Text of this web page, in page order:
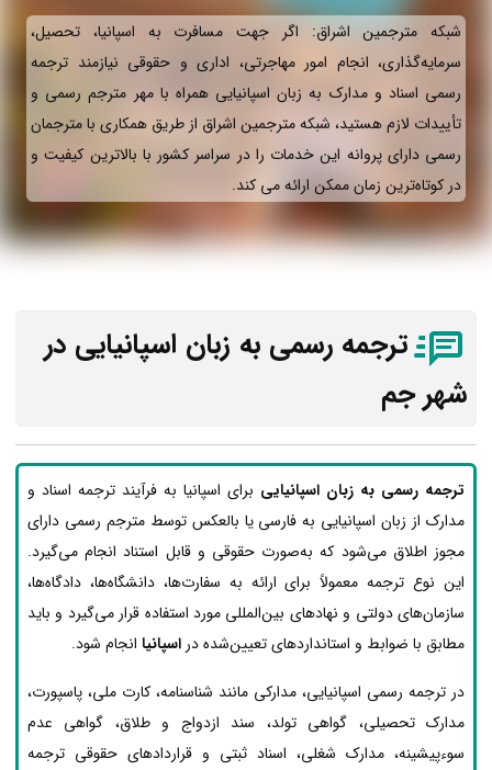
شبکه مترجمین اشراق: اگر جهت مسافرت به اسپانیا، تحصیل،
سرمایه‌گذاری، انجام امور مهاجرتی، اداری و حقوقی نیازمند ترجمه
رسمی اسناد و مدارک به زبان اسپانیایی همراه با مهر مترجم رسمی و
تأییدات لازم هستید، شبکه مترجمین اشراق از طریق همکاری با مترجمان
رسمی دارای پروانه این خدمات را در سراسر کشور با بالاترین کیفیت و
در کوتاه‌ترین زمان ممکن ارائه می‌ کند.
ترجمه رسمی به زبان اسپانیایی در
شهر جم
ترجمه رسمی به زبان اسپانیایی برای اسپانیا به فرآیند ترجمه اسناد و
مدارک از زبان اسپانیایی به فارسی یا بالعکس توسط مترجم رسمی دارای
مجوز اطلاق می‌شود که به‌صورت حقوقی و قابل استناد انجام می‌گیرد.
این نوع ترجمه معمولاً برای ارائه به سفارت‌ها، دانشگاه‌ها، دادگاه‌ها،
سازمان‌های دولتی و نهادهای بین‌المللی مورد استفاده قرار می‌گیرد و باید
مطابق با ضوابط و استانداردهای تعیین‌شده در اسپانیا انجام شود.
در ترجمه رسمی اسپانیایی، مدارکی مانند شناسنامه، کارت ملی، پاسپورت،
مدارک تحصیلی، گواهی تولد، سند ازدواج و طلاق، گواهی عدم
سوءپیشینه، مدارک شغلی، اسناد ثبتی و قراردادهای حقوقی ترجمه